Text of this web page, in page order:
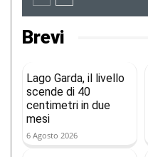
Brevi
Lago Garda, il livello
scende di 40
centimetri in due
mesi
6 Agosto 2026